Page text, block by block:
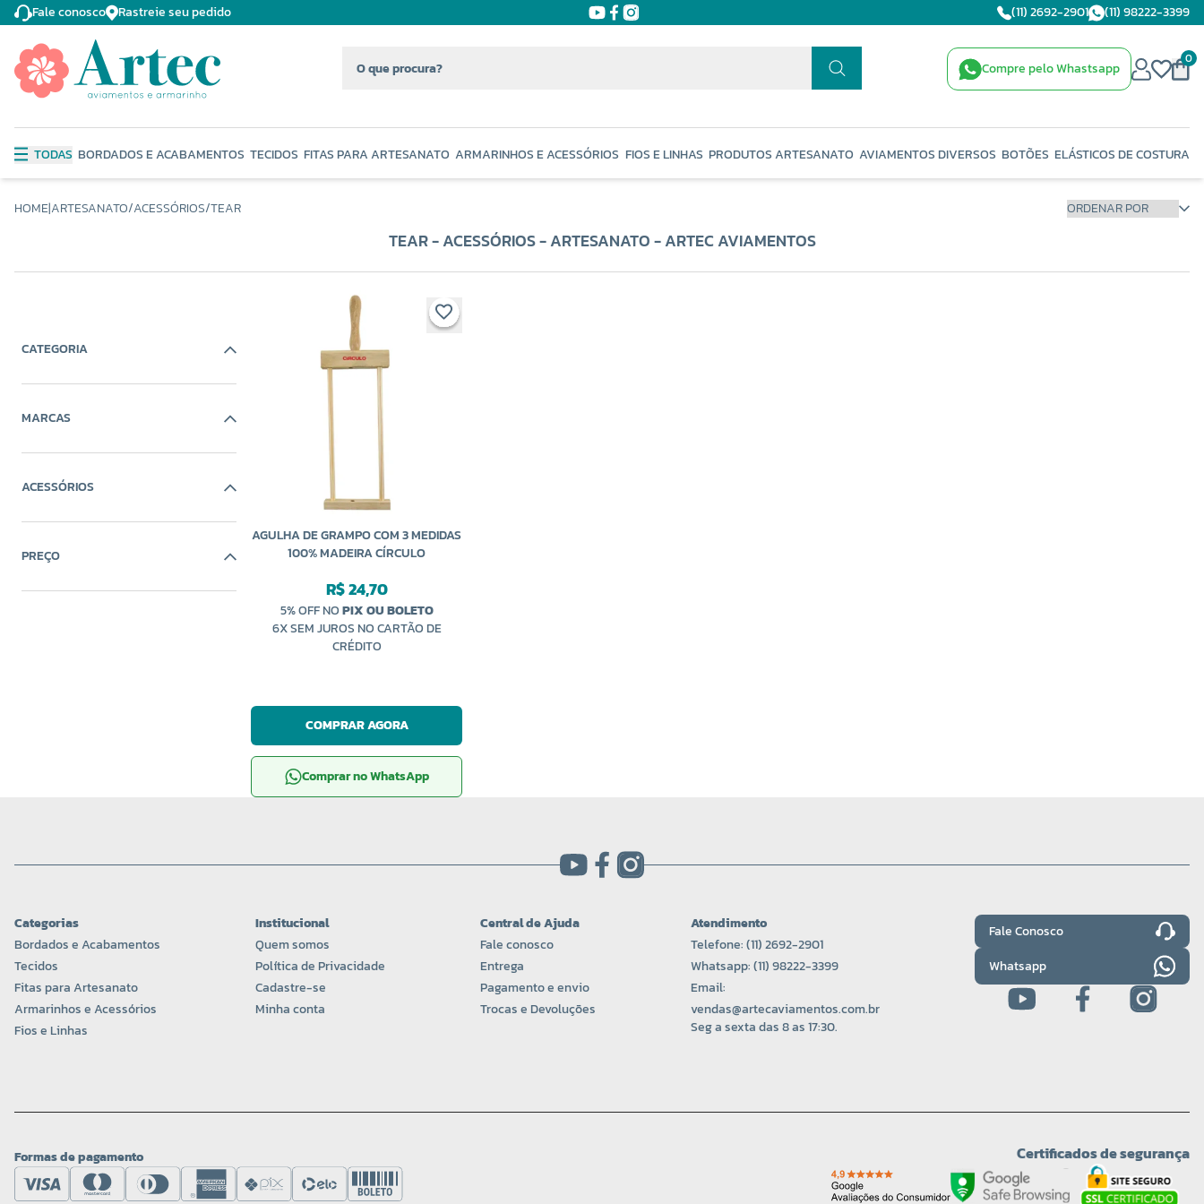
Fale conosco Rastreie seu pedido (11) 2692-2901 (11) 98222-3399
Compre pelo Whastsapp
0
TODAS BORDADOS E ACABAMENTOS TECIDOS FITAS PARA ARTESANATO ARMARINHOS E ACESSÓRIOS FIOS E LINHAS PRODUTOS ARTESANATO AVIAMENTOS DIVERSOS BOTÕES ELÁSTICOS DE COSTURA
HOME|ARTESANATO/ACESSÓRIOS/TEAR
TEAR - ACESSÓRIOS - ARTESANATO - ARTEC AVIAMENTOS
CATEGORIA
MARCAS
ACESSÓRIOS
PREÇO
AGULHA DE GRAMPO COM 3 MEDIDAS
100% MADEIRA CÍRCULO
R$ 24,70
5% OFF NOPIX OU BOLETO
6X SEM JUROS NO CARTÃO DE
CRÉDITO
COMPRAR AGORA
Comprar no WhatsApp
Categorias
Bordados e Acabamentos
Tecidos
Fitas para Artesanato
Armarinhos e Acessórios
Fios e Linhas
Institucional
Quem somos
Política de Privacidade
Cadastre-se
Minha conta
Central de Ajuda
Fale conosco
Entrega
Pagamento e envio
Trocas e Devoluções
Atendimento
Telefone: (11) 2692-2901
Whatsapp: (11) 98222-3399
Email:
vendas@artecaviamentos.com.br
Seg a sexta das 8 as 17:30.
Fale Conosco
Whatsapp
Formas de pagamento Certificados de segurança